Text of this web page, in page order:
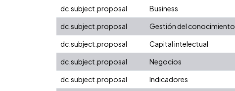
dc.subject.proposal
Business
dc.subject.proposal
Gestión del conocimiento
dc.subject.proposal
Capital intelectual
dc.subject.proposal
Negocios
dc.subject.proposal
Indicadores